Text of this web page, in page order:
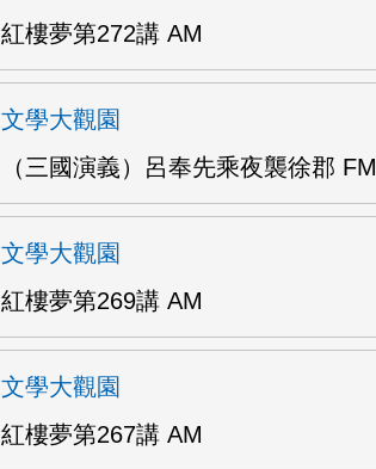
紅樓夢第272講 AM
文學大觀園
（三國演義）呂奉先乘夜襲徐郡 FM
文學大觀園
紅樓夢第269講 AM
文學大觀園
紅樓夢第267講 AM